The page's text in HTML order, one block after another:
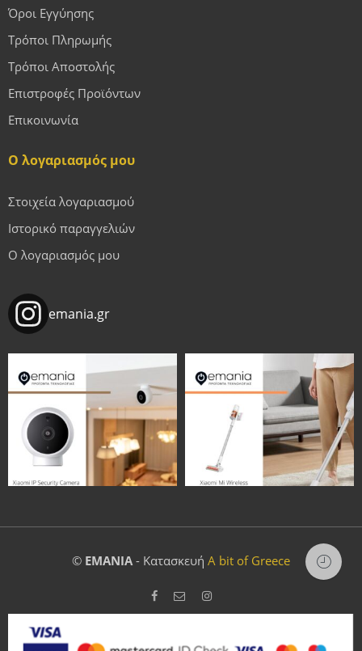
Όροι Εγγύησης
Τρόποι Πληρωμής
Τρόποι Αποστολής
Επιστροφές Προϊόντων
Επικοινωνία
Ο λογαριασμός μου
Στοιχεία λογαριασμού
Ιστορικό παραγγελιών
Ο λογαριασμός μου
emania.gr
© EMANIA- Κατασκευή A bit of Greece